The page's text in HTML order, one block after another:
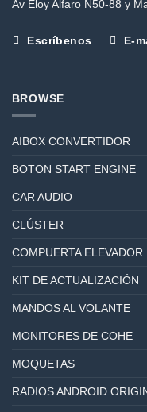
Av Eloy Alfaro N50-88 y
Escríbenos E-
BROWSE
AIBOX CONVERTIDOR
BOTON START ENGINE
CAR AUDIO
CLÚSTER
COMPUERTA
KIT DE ACTUALIZACIÓN
MANDOS AL VOLANTE
MONITORES DE COHE
MOQUETAS
RADIOS ANDROID